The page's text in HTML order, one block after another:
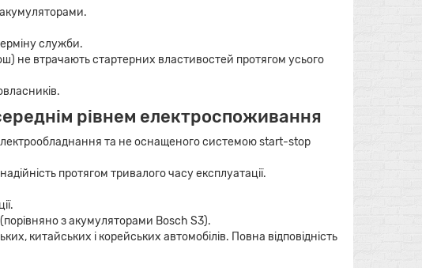
служби.
не втрачають стартерних властивостей протягом усього
рівнем електроспоживання
та не оснащеного системою start-stop
протягом тривалого часу експлуатації.
з акумуляторами Bosch S3).
китайських і корейських автомобілів. Повна відповідність